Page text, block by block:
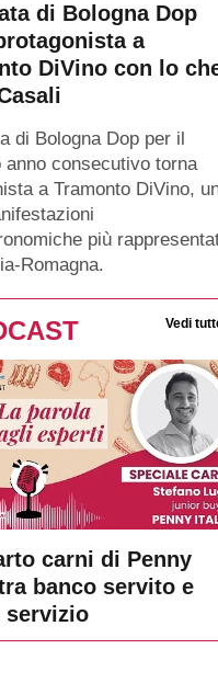
di Bologna Dop
a
DiVino con lo
di Bologna Dop per il
anno consecutivo torna
a Tramonto DiVino,
più
Romagna.
Vedi
carni di Penny
banco servito e
servizio